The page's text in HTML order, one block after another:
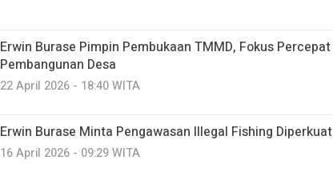
Erwin Burase Pimpin Pembukaan TMMD, Fokus Percepat
Pembangunan Desa
22 April 2026 - 18:40 WITA
Erwin Burase Minta Pengawasan Illegal Fishing Diperkuat
16 April 2026 - 09:29 WITA